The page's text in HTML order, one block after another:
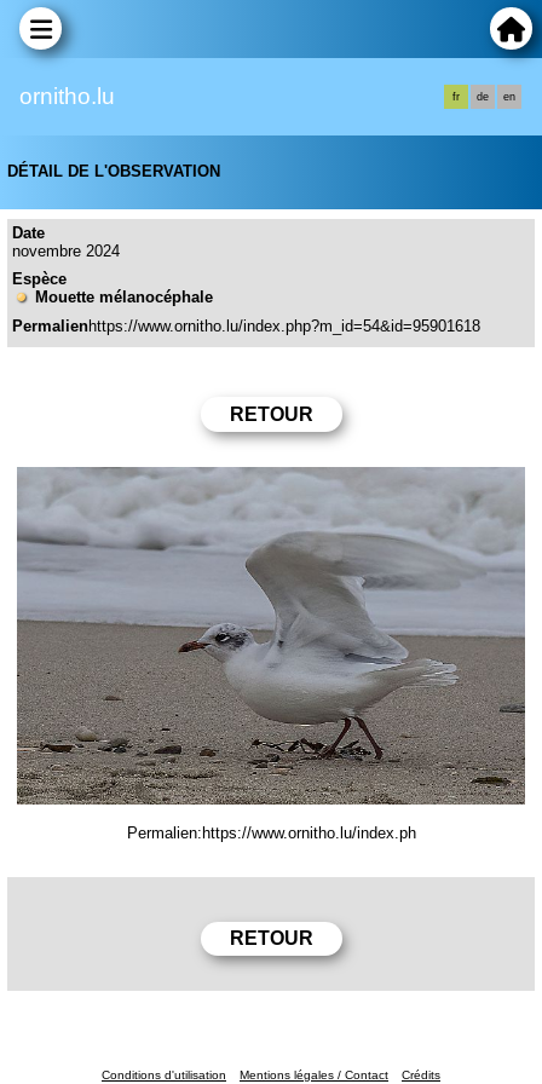
ornitho.lu fr de en
DÉTAIL DE L'OBSERVATION
Date
novembre 2024
Espèce
Mouette mélanocéphale
Permalien
Permalien:
Conditions d'utilisation Mentions légales / Contact Crédits